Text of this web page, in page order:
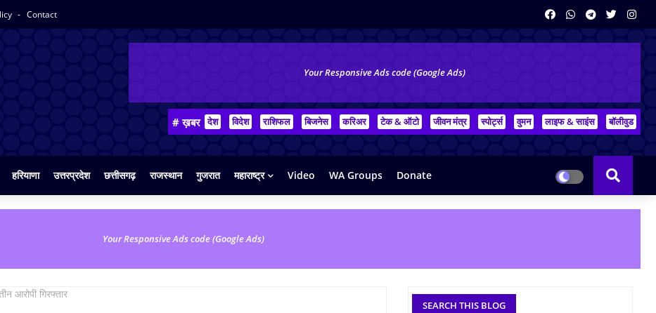
Contact
Your Responsive Ads code (Google Ads)
# ख़बर देश विदेश राशिफल बिजनेस करिअर टेक & ऑटो जीवन मंत्र स्पोर्ट्स वुमन लाइफ & साइंस बॉलीवुड
हरियाणा उत्तरप्रदेश छत्तीसगढ़ राजस्थान गुजरात महाराष्ट्र Video WA Groups Donate
Your Responsive Ads code (Google Ads)
आरोपी गिरफ्तार
SEARCH THIS BLOG